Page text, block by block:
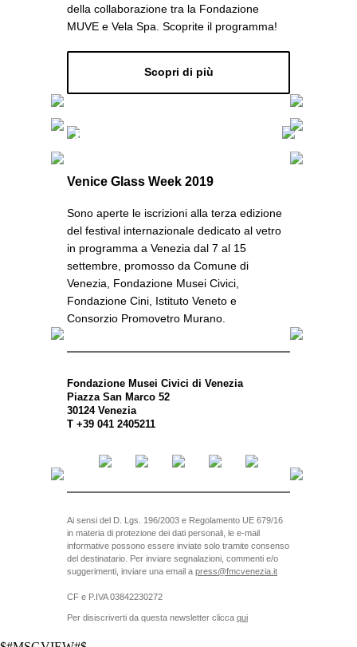
della collaborazione tra la Fondazione
MUVE e Vela Spa. Scoprite il programma!
Scopri di più
Eventi
Venice Glass Week 2019
Sono aperte le iscrizioni alla terza edizione
del festival internazionale dedicato al vetro
in programma a Venezia dal 7 al 15
settembre, promosso da Comune di
Venezia, Fondazione Musei Civici,
Fondazione Cini, Istituto Veneto e
Consorzio Promovetro Murano.
Fondazione Musei Civici di Venezia
Piazza San Marco 52
30124 Venezia
T +39 041 2405211
Ai sensi del D. Lgs. 196/2003 e Regolamento UE 679/16
in materia di protezione dei dati personali, le e-mail
informative possono essere inviate solo tramite consenso
del destinatario. Per inviare segnalazioni, commenti e/o
suggerimenti, inviare una email a press@fmcvenezia.it
CF e P.IVA 03842230272
Per disiscriverti da questa newsletter clicca qui